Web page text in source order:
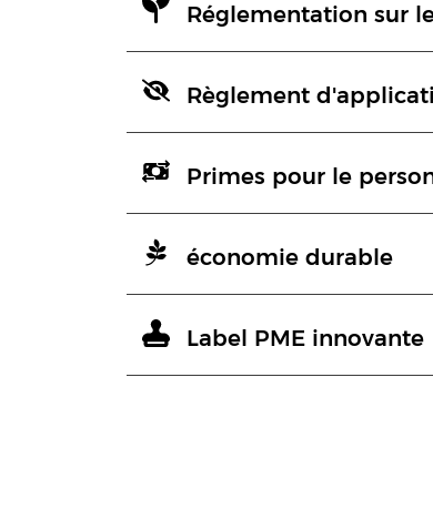
Réglementation sur
Règlement
Primes pour le
économie durable
Label PME innovante